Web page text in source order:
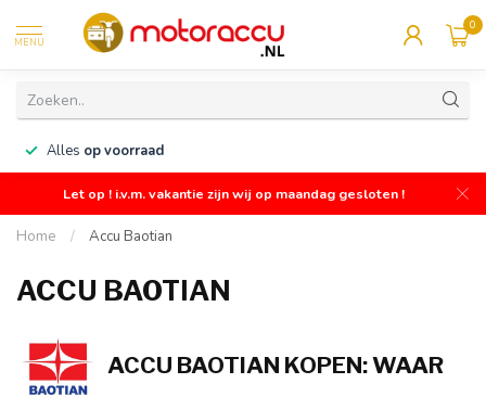
MENU
0
Alles op voorraad
Let op ! i.v.m. vakantie zijn wij op maandag gesloten !
Home / Accu Baotian
ACCU BAOTIAN
ACCU BAOTIAN KOPEN: WAAR